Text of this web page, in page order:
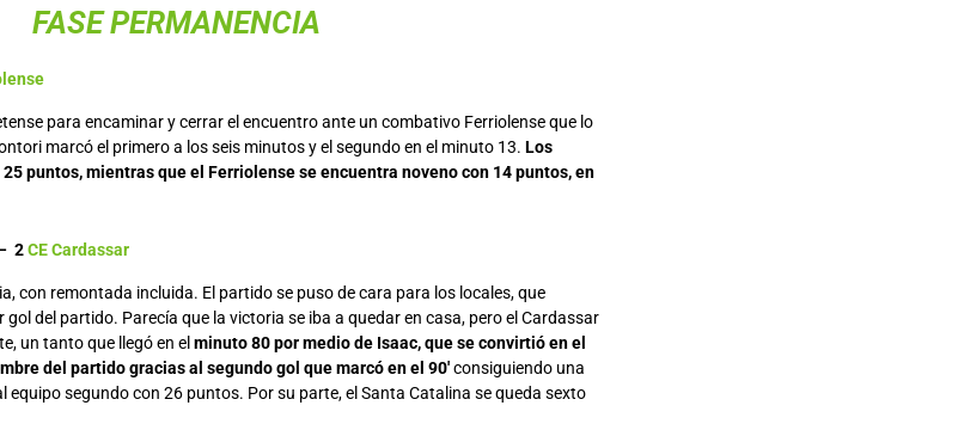
FASE PERMANENCIA
para encaminar y cerrar el encuentro ante un combativo Ferriolense que lo
marcó el primero a los seis minutos y el segundo en el minuto 13. Los
puntos, mientras que el Ferriolense se encuentra noveno con 14 puntos, en
2CE Cardassar
con remontada incluida. El partido se puso de cara para los locales, que
del partido. Parecía que la victoria se iba a quedar en casa, pero el Cardassar
un tanto que llegó en el minuto 80 por medio de Isaac, que se convirtió en el
del partido gracias al segundo gol que marcó en el 90′consiguiendo una
equipo segundo con 26 puntos. Por su parte, el Santa Catalina se queda sexto